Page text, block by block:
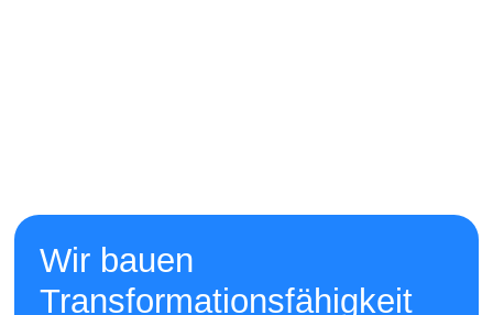
Wir bauen
Transformationsfähigkeit